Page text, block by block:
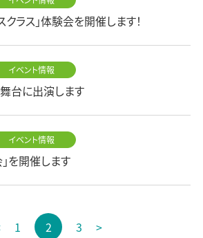
クラス」体験会を開催します！
イベント情報
台に出演します
イベント情報
を開催します
1 2 3 >